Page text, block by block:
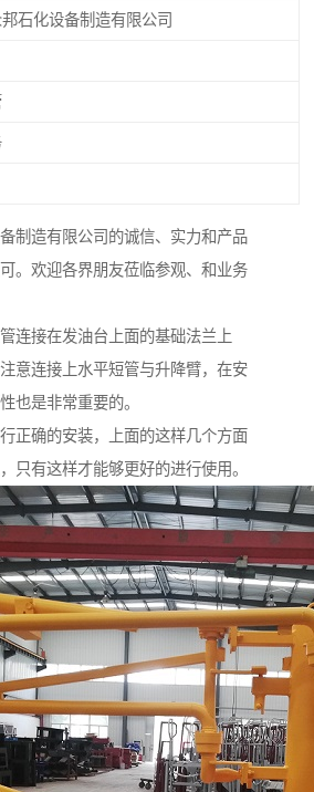
石化设备制造有限公司
制造有限公司的诚信、实力和产品
。欢迎各界朋友莅临参观、和业务
连接在发油台上面的基础法兰上
意连接上水平短管与升降臂，在安
也是非常重要的。
正确的安装，上面的这样几个方面
只有这样才能够更好的进行使用。